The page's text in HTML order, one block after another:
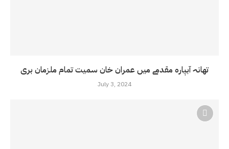
تھانہ آبپارہ مقدمے میں عمران خان سمیت تمام ملزمان بری
July 3, 2024